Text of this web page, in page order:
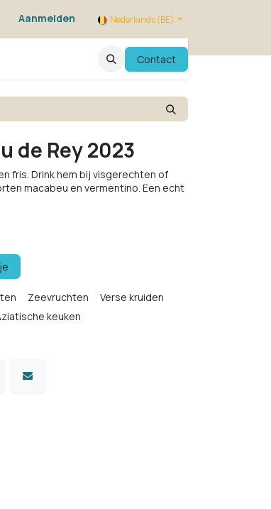
Aanmelden Nederlands (BE)
EvenementenContact
de Rey 2023
fris. Drink hem bij visgerechten of
macabeu en vermentino. Een echt
Zeevruchten
Verse kruiden
keuken